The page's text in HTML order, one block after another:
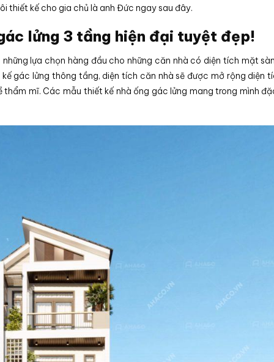
thiết kế cho gia chủ là anh Đức ngay sau đây.
lửng 3 tầng hiện đại tuyệt đẹp!
lựa chọn hàng đầu cho những căn nhà có diện tích mặt
gác lửng thông tầng, diện tích căn nhà sẽ được mở rộng diện
mĩ. Các mẫu thiết kế nhà ống gác lửng mang trong mình